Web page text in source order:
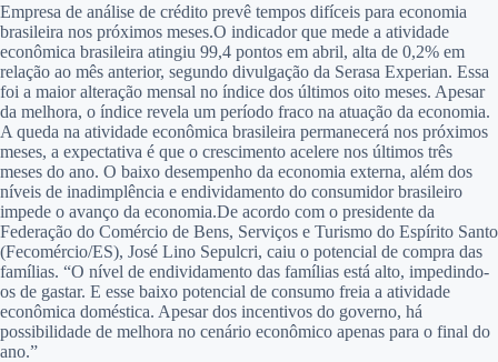
Empresa de análise de crédito prevê tempos difíceis para economia
brasileira nos próximos meses.O indicador que mede a atividade
econômica brasileira atingiu 99,4 pontos em abril, alta de 0,2% em
relação ao mês anterior, segundo divulgação da Serasa Experian. Essa
foi a maior alteração mensal no índice dos últimos oito meses. Apesar
da melhora, o índice revela um período fraco na atuação da economia.
A queda na atividade econômica brasileira permanecerá nos próximos
meses, a expectativa é que o crescimento acelere nos últimos três
meses do ano. O baixo desempenho da economia externa, além dos
níveis de inadimplência e endividamento do consumidor brasileiro
impede o avanço da economia.De acordo com o presidente da
Federação do Comércio de Bens, Serviços e Turismo do Espírito Santo
(Fecomércio/ES), José Lino Sepulcri, caiu o potencial de compra das
famílias. “O nível de endividamento das famílias está alto, impedindo-
os de gastar. E esse baixo potencial de consumo freia a atividade
econômica doméstica. Apesar dos incentivos do governo, há
possibilidade de melhora no cenário econômico apenas para o final do
ano.”